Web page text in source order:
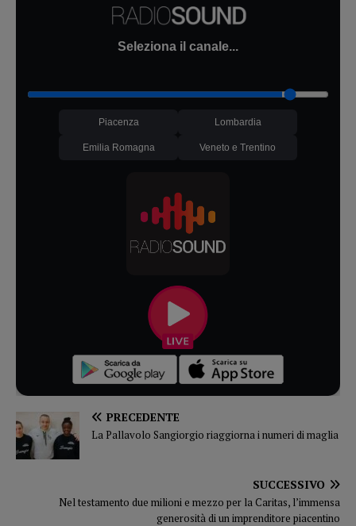
Seleziona il canale...
Piacenza Lombardia
Emilia Romagna Veneto e Trentino
PRECEDENTE
La Pallavolo Sangiorgio riaggiorna i numeri di maglia
SUCCESSIVO
Nel testamento due milioni e mezzo per la Caritas, l’immensa
generosità di un imprenditore piacentino